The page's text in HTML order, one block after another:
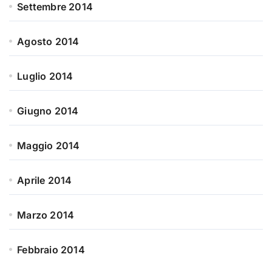
Settembre 2014
Agosto 2014
Luglio 2014
Giugno 2014
Maggio 2014
Aprile 2014
Marzo 2014
Febbraio 2014